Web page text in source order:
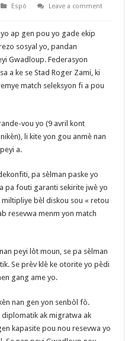
Espò
Leave a comment
ap gen pou yo gade ekip
sosyal yo, pandan
Gwadloup. Federasyon
a ke se Stad Roger Zami, ki
match seleksyon fi a pou
vou yo (9 avril kont
li kite yon gou anmè nan
a.
pa sèlman paske yo
pa fouti garanti sekirite jwè yo
bèl diskou sou « retou
resevwa menm yon match
peyi lòt moun, se pa sèlman
Se prèv klè ke otorite yo pèdi
gang ame yo.
nan gen yon senbòl fò.
ak migratwa ak
kapasite pou nou resevwa yo